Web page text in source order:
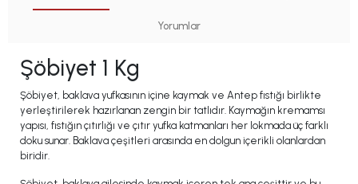
Yorumlar
Şöbiyet 1 Kg
Şöbiyet, baklava yufkasının içine kaymak ve Antep fıstığı birlikte
yerleştirilerek hazırlanan zengin bir tatlıdır. Kaymağın kremamsı
yapısı, fıstığın çıtırlığı ve çıtır yufka katmanları her lokmada üç farklı
doku sunar. Baklava çeşitleri arasında en dolgun içerikli olanlardan
biridir.